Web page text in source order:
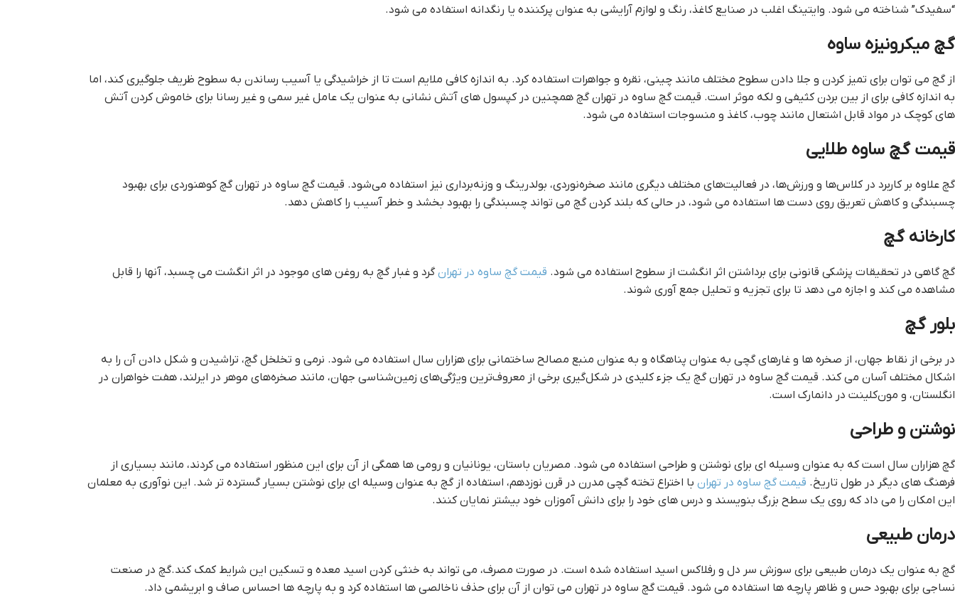
“سفیدک” شناخته می شود. وایتینگ اغلب در صنایع کاغذ، رنگ و لوازم آرایشی به عنوان پرکننده یا رنگدانه استفاده می شود.
گچ ميکرونيزه ساوه
از گچ می توان برای تمیز کردن و جلا دادن سطوح مختلف مانند چینی، نقره و جواهرات استفاده کرد. به اندازه کافی ملایم است تا از خراشیدگی یا آسیب رساندن به سطوح ظریف جلوگیری کند، اما
به اندازه کافی برای از بین بردن کثیفی و لکه موثر است. قيمت گچ ساوه در تهران گچ همچنین در کپسول های آتش نشانی به عنوان یک عامل غیر سمی و غیر رسانا برای خاموش کردن آتش
های کوچک در مواد قابل اشتعال مانند چوب، کاغذ و منسوجات استفاده می شود.
قيمت گچ ساوه طلايي
گچ علاوه بر کاربرد در کلاس‌ها و ورزش‌ها، در فعالیت‌های مختلف دیگری مانند صخره‌نوردی، بولدرینگ و وزنه‌برداری نیز استفاده می‌شود. قيمت گچ ساوه در تهران گچ کوهنوردی برای بهبود
چسبندگی و کاهش تعریق روی دست ها استفاده می شود، در حالی که بلند کردن گچ می تواند چسبندگی را بهبود بخشد و خطر آسیب را کاهش دهد.
کارخانه گچ
گچ گاهی در تحقیقات پزشکی قانونی برای برداشتن اثر انگشت از سطوح استفاده می شود. قيمت گچ ساوه در تهرانگرد و غبار گچ به روغن های موجود در اثر انگشت می چسبد، آنها را قابل
مشاهده می کند و اجازه می دهد تا برای تجزیه و تحلیل جمع آوری شوند.
بلور گچ
در برخی از نقاط جهان، از صخره ها و غارهای گچی به عنوان پناهگاه و به عنوان منبع مصالح ساختمانی برای هزاران سال استفاده می شود. نرمی و تخلخل گچ، تراشیدن و شکل دادن آن را به
اشکال مختلف آسان می کند. قيمت گچ ساوه در تهران گچ یک جزء کلیدی در شکل‌گیری برخی از معروف‌ترین ویژگی‌های زمین‌شناسی جهان، مانند صخره‌های موهر در ایرلند، هفت خواهران در
انگلستان، و مون‌کلینت در دانمارک است.
نوشتن و طراحی
گچ هزاران سال است که به عنوان وسیله ای برای نوشتن و طراحی استفاده می شود. مصریان باستان، یونانیان و رومی ها همگی از آن برای این منظور استفاده می کردند، مانند بسیاری از
فرهنگ های دیگر در طول تاریخ. قيمت گچ ساوه در تهران با اختراع تخته گچی مدرن در قرن نوزدهم، استفاده از گچ به عنوان وسیله ای برای نوشتن بسیار گسترده تر شد. این نوآوری به معلمان
این امکان را می داد که روی یک سطح بزرگ بنویسند و درس های خود را برای دانش آموزان خود بیشتر نمایان کنند.
درمان طبیعی
گچ به عنوان یک درمان طبیعی برای سوزش سر دل و رفلاکس اسید استفاده شده است. در صورت مصرف، می تواند به خنثی کردن اسید معده و تسکین این شرایط کمک کند.گچ در صنعت
نساجی برای بهبود حس و ظاهر پارچه ها استفاده می شود. قيمت گچ ساوه در تهران می توان از آن برای حذف ناخالصی ها استفاده کرد و به پارچه ها احساس صاف و ابریشمی داد.